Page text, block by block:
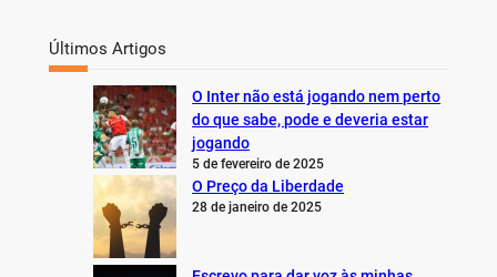
Últimos Artigos
O Inter não está jogando nem perto
do que sabe, pode e deveria estar
jogando
5 de fevereiro de 2025
O Preço da Liberdade
28 de janeiro de 2025